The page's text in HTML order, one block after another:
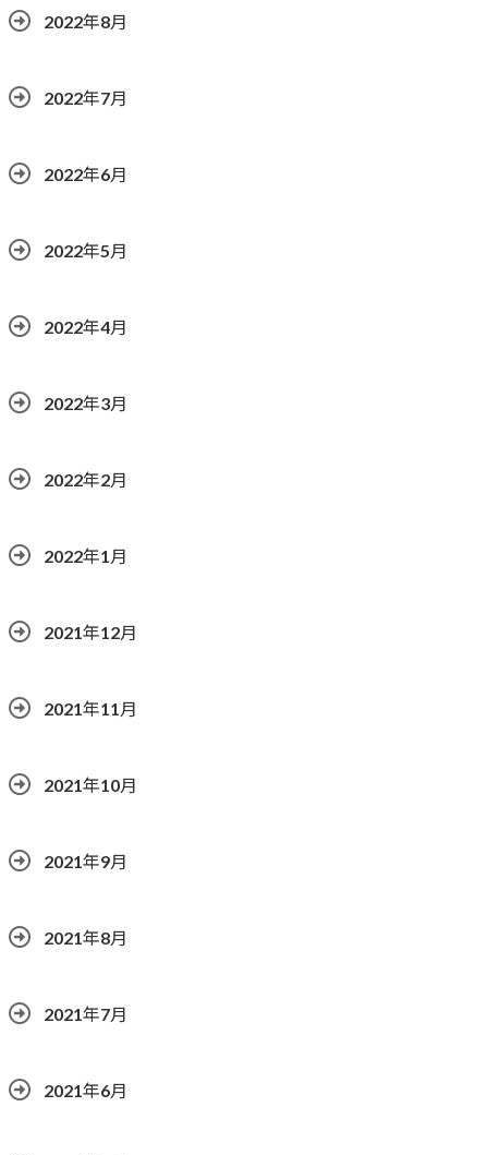
2022年8月
2022年7月
2022年6月
2022年5月
2022年4月
2022年3月
2022年2月
2022年1月
2021年12月
2021年11月
2021年10月
2021年9月
2021年8月
2021年7月
2021年6月